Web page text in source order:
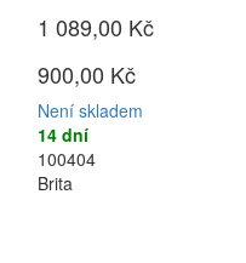
1 089,00 Kč
900,00 Kč
Není skladem
14 dní
100404
Brita